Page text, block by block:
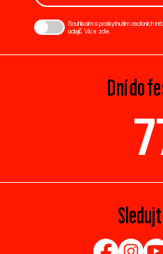
Souhlasím s poskytnutím osobních
údajů. Více zde
Dní do